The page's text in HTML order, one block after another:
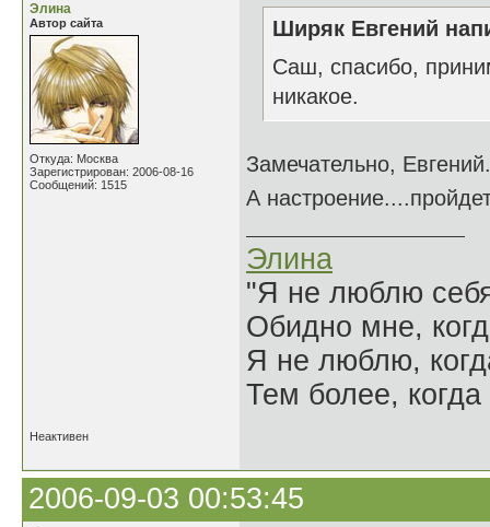
Элина
Автор сайта
Откуда: Москва
Зарегистрирован: 2006-08-16
Сообщений: 1515
Ширяк Евгений
Саш, спасибо,
никакое.
Замечательно,
А
Элина
"Я не люблю
Обидно мне,
Я не люблю,
Тем более,
Неактивен
2006-09-03 00:53:45